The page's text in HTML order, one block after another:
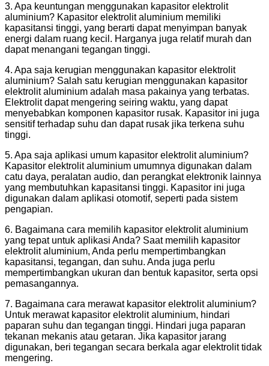
3. Apa keuntungan menggunakan kapasitor elektrolit
aluminium? Kapasitor elektrolit aluminium memiliki
kapasitansi tinggi, yang berarti dapat menyimpan banyak
energi dalam ruang kecil. Harganya juga relatif murah dan
dapat menangani tegangan tinggi.
4. Apa saja kerugian menggunakan kapasitor elektrolit
aluminium? Salah satu kerugian menggunakan kapasitor
elektrolit aluminium adalah masa pakainya yang terbatas.
Elektrolit dapat mengering seiring waktu, yang dapat
menyebabkan komponen kapasitor rusak. Kapasitor ini juga
sensitif terhadap suhu dan dapat rusak jika terkena suhu
tinggi.
5. Apa saja aplikasi umum kapasitor elektrolit aluminium?
Kapasitor elektrolit aluminium umumnya digunakan dalam
catu daya, peralatan audio, dan perangkat elektronik lainnya
yang membutuhkan kapasitansi tinggi. Kapasitor ini juga
digunakan dalam aplikasi otomotif, seperti pada sistem
pengapian.
6. Bagaimana cara memilih kapasitor elektrolit aluminium
yang tepat untuk aplikasi Anda? Saat memilih kapasitor
elektrolit aluminium, Anda perlu mempertimbangkan
kapasitansi, tegangan, dan suhu. Anda juga perlu
mempertimbangkan ukuran dan bentuk kapasitor, serta opsi
pemasangannya.
7. Bagaimana cara merawat kapasitor elektrolit aluminium?
Untuk merawat kapasitor elektrolit aluminium, hindari
paparan suhu dan tegangan tinggi. Hindari juga paparan
tekanan mekanis atau getaran. Jika kapasitor jarang
digunakan, beri tegangan secara berkala agar elektrolit tidak
mengering.